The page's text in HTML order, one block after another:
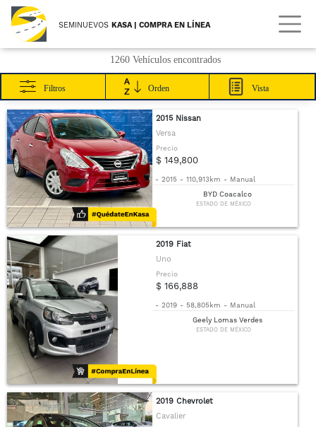
SEMINUEVOS KASA | COMPRA EN LÍNEA
1260 Vehículos encontrados
Filtros Orden Vista
2015 Nissan
Versa
Precio
$ 149,800
- 2015 - 110,913km - Manual
BYD Coacalco
ESTADO DE MÉXICO
2019 Fiat
Uno
Precio
$ 166,888
- 2019 - 58,805km - Manual
Geely Lomas Verdes
ESTADO DE MÉXICO
2019 Chevrolet
Cavalier